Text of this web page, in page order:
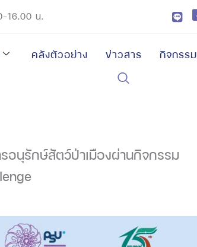
16.00 น.
คลังตัวอย่าง ข่าวสาร กิจกรรม
นุรักษ์สัตว์ป่าเมืองผ่านกิจกรรม